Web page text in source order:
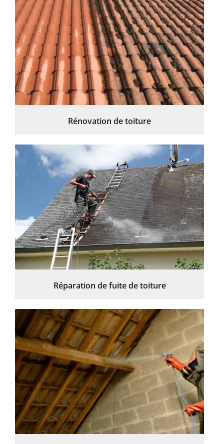
Rénovation de toiture
Réparation de fuite de toiture